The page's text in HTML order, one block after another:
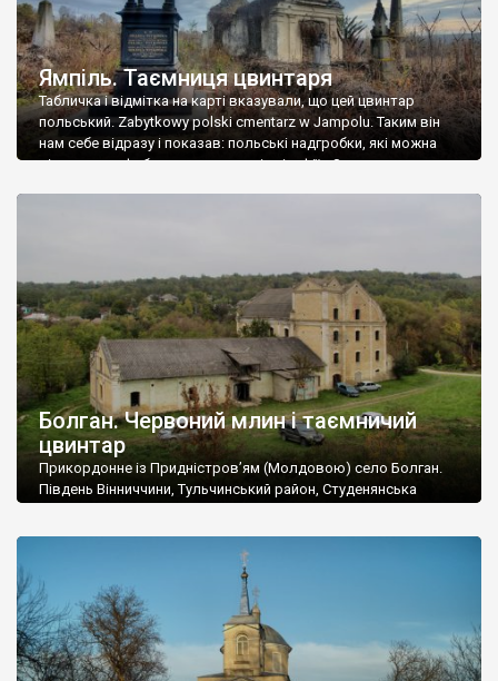
Ямпіль. Таємниця цвинтаря
Табличка і відмітка на карті вказували, що цей цвинтар
польський. Zabytkowy polski cmentarz w Jampolu. Таким він
нам себе відразу і показав: польські надгробки, які можна
віднести до фабричних, польські епітафії… Загалом цвинтар
Болган. Червоний млин і таємничий
цвинтар
Прикордонне із Придністров’ям (Молдовою) село Болган.
Південь Вінниччини, Тульчинський район, Студенянська
старовинний цвинтар із кам’яними хрестами. Всі епітафії, які
збереглися, написані кирилицею, церковнослов’янською
мовою. За всіма традиційними ознаками – цвинтар
український. Хрести датуються 19 століттям. У 1924-1940
роках Болган […]